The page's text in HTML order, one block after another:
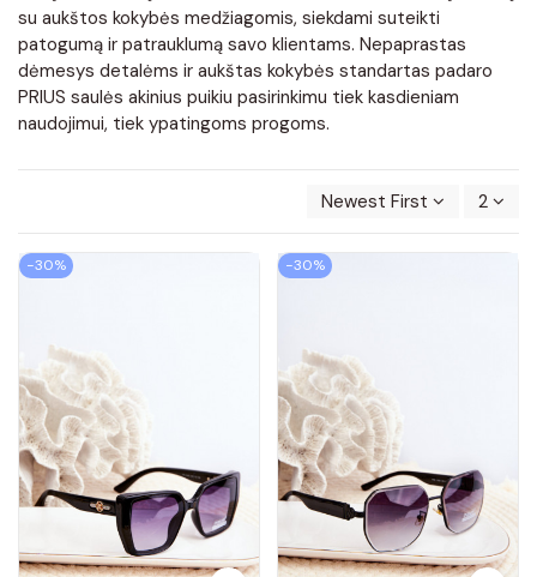
su aukštos kokybės medžiagomis, siekdami suteikti
patogumą ir patrauklumą savo klientams. Nepaprastas
dėmesys detalėms ir aukštas kokybės standartas padaro
PRIUS saulės akinius puikiu pasirinkimu tiek kasdieniam
naudojimui, tiek ypatingoms progoms.
Newest First 2
−30% −30%